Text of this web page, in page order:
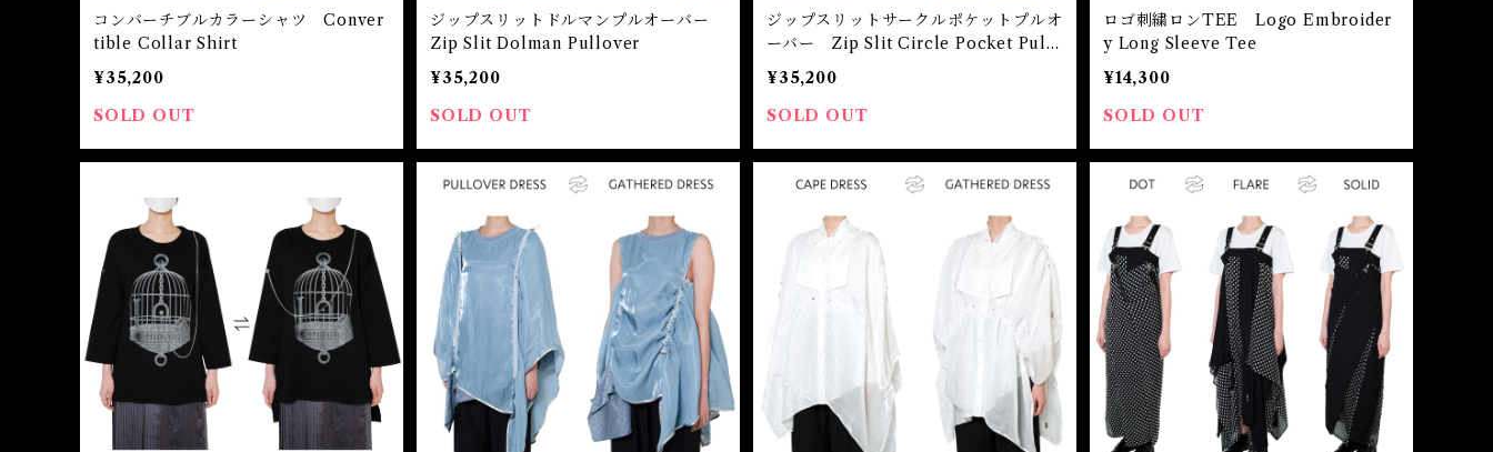
コンバーチブルカラーシャツ Conver
tible Collar Shirt
¥35,200
SOLD OUT
ジップスリットドルマンプルオーバー
Zip Slit Dolman Pullover
¥35,200
SOLD OUT
ジップスリットサークルポケットプルオ
ーバー Zip Slit Circle Pocket Pull
over
¥35,200
SOLD OUT
ロゴ刺繍ロンTEE Logo Embroider
y Long Sleeve Tee
¥14,300
SOLD OUT